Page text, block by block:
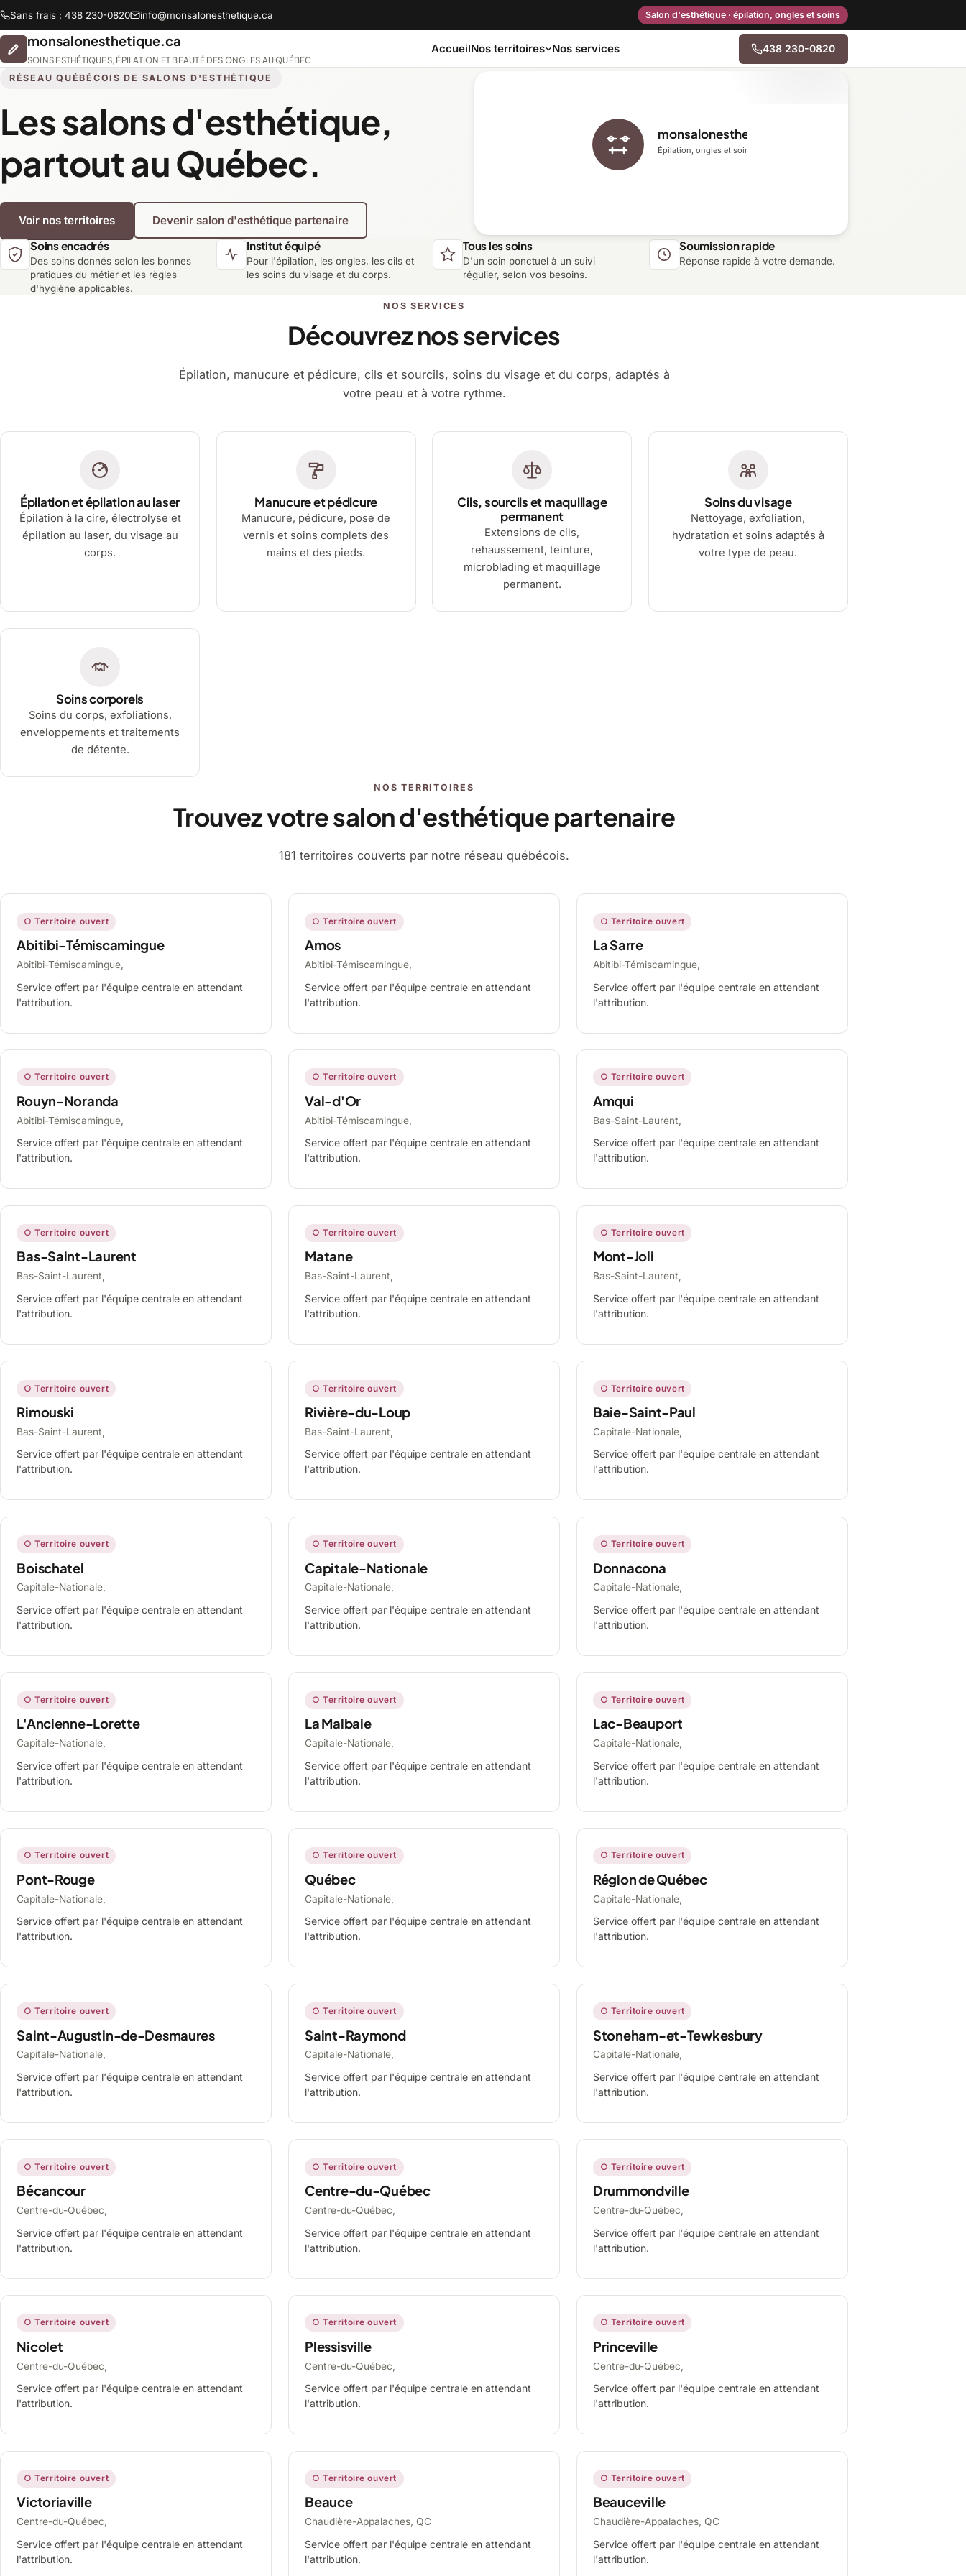
Sans frais : 438 230-0820 info@monsalonesthetique.ca Salon d'esthétique · épilation, ongles et soins
monsalonesthetique.ca
SOINS ESTHÉTIQUES, ÉPILATION ET BEAUTÉ DES ONGLES AU QUÉBEC
AccueilNos territoires
Bas-Saint-Laurent Capitale-Nationale Centre-du-Québec
Lanaudière Laurentides Laval Mauricie
Montérégie Nord-du-Québec
Nos services 438 230-0820
RÉSEAU QUÉBÉCOIS DE SALONS D'ESTHÉTIQUE
Les salons d'esthétique,
partout au Québec.
Voir nos territoires Devenir salon d'esthétique partenaire
monsalonesthetique.ca
Épilation, ongles et soins du visage
Soins encadrés
Des soins donnés selon les bonnes
pratiques du métier et les règles
d'hygiène applicables.
Institut équipé
Pour l'épilation, les ongles, les cils et
les soins du visage et du corps.
Tous les soins
D'un soin ponctuel à un suivi
régulier, selon vos besoins.
Soumission rapide
Réponse rapide à votre demande.
NOS SERVICES
Découvrez nos services
Épilation, manucure et pédicure, cils et sourcils, soins du visage et du corps, adaptés à
votre peau et à votre rythme.
Épilation et épilation au laser
Épilation à la cire, électrolyse et
épilation au laser, du visage au
corps.
Manucure et pédicure
Manucure, pédicure, pose de
vernis et soins complets des
mains et des pieds.
Cils, sourcils et maquillage
permanent
Extensions de cils,
rehaussement, teinture,
microblading et maquillage
permanent.
Soins du visage
Nettoyage, exfoliation,
hydratation et soins adaptés à
votre type de peau.
Soins corporels
Soins du corps, exfoliations,
enveloppements et traitements
de détente.
NOS TERRITOIRES
Trouvez votre salon d'esthétique partenaire
181 territoires couverts par notre réseau québécois.
○ Territoire ouvert
Abitibi-Témiscamingue
Abitibi-Témiscamingue,
Service offert par l'équipe centrale en attendant
l'attribution.
○ Territoire ouvert
Amos
Abitibi-Témiscamingue,
Service offert par l'équipe centrale en attendant
l'attribution.
○ Territoire ouvert
La Sarre
Abitibi-Témiscamingue,
Service offert par l'équipe centrale en attendant
l'attribution.
○ Territoire ouvert
Rouyn-Noranda
Abitibi-Témiscamingue,
Service offert par l'équipe centrale en attendant
l'attribution.
○ Territoire ouvert
Val-d'Or
Abitibi-Témiscamingue,
Service offert par l'équipe centrale en attendant
l'attribution.
○ Territoire ouvert
Amqui
Bas-Saint-Laurent,
Service offert par l'équipe centrale en attendant
l'attribution.
○ Territoire ouvert
Bas-Saint-Laurent
Bas-Saint-Laurent,
Service offert par l'équipe centrale en attendant
l'attribution.
○ Territoire ouvert
Matane
Bas-Saint-Laurent,
Service offert par l'équipe centrale en attendant
l'attribution.
○ Territoire ouvert
Mont-Joli
Bas-Saint-Laurent,
Service offert par l'équipe centrale en attendant
l'attribution.
○ Territoire ouvert
Rimouski
Bas-Saint-Laurent,
Service offert par l'équipe centrale en attendant
l'attribution.
○ Territoire ouvert
Rivière-du-Loup
Bas-Saint-Laurent,
Service offert par l'équipe centrale en attendant
l'attribution.
○ Territoire ouvert
Baie-Saint-Paul
Capitale-Nationale,
Service offert par l'équipe centrale en attendant
l'attribution.
○ Territoire ouvert
Boischatel
Capitale-Nationale,
Service offert par l'équipe centrale en attendant
l'attribution.
○ Territoire ouvert
Capitale-Nationale
Capitale-Nationale,
Service offert par l'équipe centrale en attendant
l'attribution.
○ Territoire ouvert
Donnacona
Capitale-Nationale,
Service offert par l'équipe centrale en attendant
l'attribution.
○ Territoire ouvert
L'Ancienne-Lorette
Capitale-Nationale,
Service offert par l'équipe centrale en attendant
l'attribution.
○ Territoire ouvert
La Malbaie
Capitale-Nationale,
Service offert par l'équipe centrale en attendant
l'attribution.
○ Territoire ouvert
Lac-Beauport
Capitale-Nationale,
Service offert par l'équipe centrale en attendant
l'attribution.
○ Territoire ouvert
Pont-Rouge
Capitale-Nationale,
Service offert par l'équipe centrale en attendant
l'attribution.
○ Territoire ouvert
Québec
Capitale-Nationale,
Service offert par l'équipe centrale en attendant
l'attribution.
○ Territoire ouvert
Région de Québec
Capitale-Nationale,
Service offert par l'équipe centrale en attendant
l'attribution.
○ Territoire ouvert
Saint-Augustin-de-Desmaures
Capitale-Nationale,
Service offert par l'équipe centrale en attendant
l'attribution.
○ Territoire ouvert
Saint-Raymond
Capitale-Nationale,
Service offert par l'équipe centrale en attendant
l'attribution.
○ Territoire ouvert
Stoneham-et-Tewkesbury
Capitale-Nationale,
Service offert par l'équipe centrale en attendant
l'attribution.
○ Territoire ouvert
Bécancour
Centre-du-Québec,
Service offert par l'équipe centrale en attendant
l'attribution.
○ Territoire ouvert
Centre-du-Québec
Centre-du-Québec,
Service offert par l'équipe centrale en attendant
l'attribution.
○ Territoire ouvert
Drummondville
Centre-du-Québec,
Service offert par l'équipe centrale en attendant
l'attribution.
○ Territoire ouvert
Nicolet
Centre-du-Québec,
Service offert par l'équipe centrale en attendant
l'attribution.
○ Territoire ouvert
Plessisville
Centre-du-Québec,
Service offert par l'équipe centrale en attendant
l'attribution.
○ Territoire ouvert
Princeville
Centre-du-Québec,
Service offert par l'équipe centrale en attendant
l'attribution.
○ Territoire ouvert
Victoriaville
Centre-du-Québec,
Service offert par l'équipe centrale en attendant
l'attribution.
○ Territoire ouvert
Beauce
Chaudière-Appalaches, QC
Service offert par l'équipe centrale en attendant
l'attribution.
○ Territoire ouvert
Beauceville
Chaudière-Appalaches, QC
Service offert par l'équipe centrale en attendant
l'attribution.